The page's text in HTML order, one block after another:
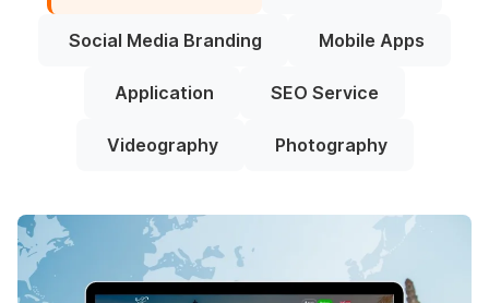
Social Media Branding Mobile Apps
Application SEO Service
Videography Photography